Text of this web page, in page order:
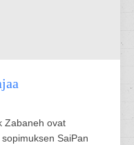
Zabaneh ovat
SaiPan